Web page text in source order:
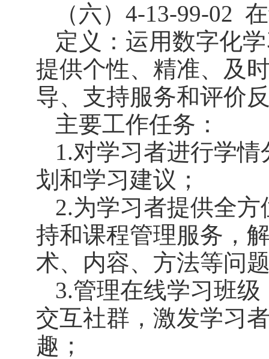
（六）4-13-99-02
定义：运用数字化
提供个性、精准、及
导、支持服务和评价
主要工作任务：
1.对学习者进行学
划和学习建议；
2.为学习者提供全
持和课程管理服务，
术、内容、方法等问
3.管理在线学习班
交互社群，激发学习
趣；